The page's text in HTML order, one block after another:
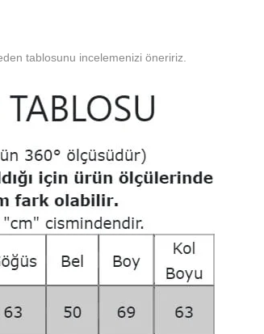
tablosunu incelemenizi öneririz.